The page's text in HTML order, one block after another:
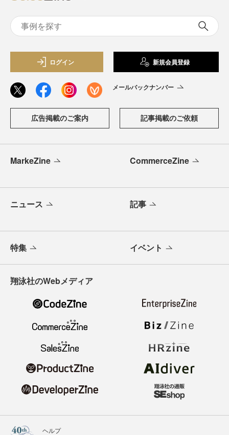
ログイン 新規会員登録
メールバックナンバー
広告掲載のご案内 記事掲載のご依頼
MarkeZine CommerceZine
ニュース 記事
特集 イベント
翔泳社のWebメディア
ヘルプ